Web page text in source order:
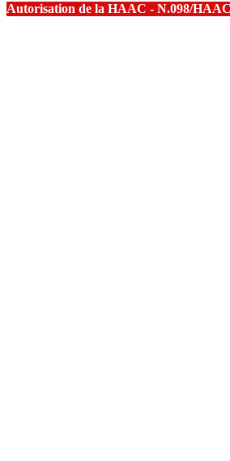
Autorisation de la HAAC - N.098/